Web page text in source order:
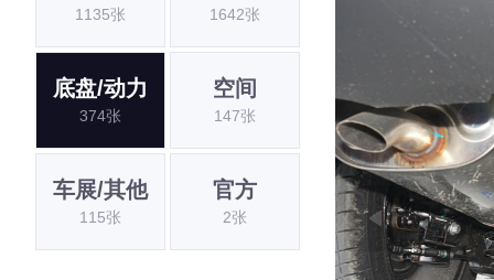
1135张 1642张
底盘/动力
374张
空间
147张
车展/其他
115张
官方
2张